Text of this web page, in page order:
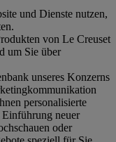
und Dienste nutzen,
von Le Creuset
um Sie über
unseres Konzerns
personalisierte
neuer
oder